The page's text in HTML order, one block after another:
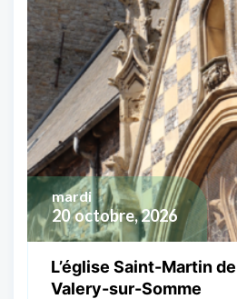
20 octobre, 2026
mardi
L’église Saint-Martin
Valery-sur-Somme